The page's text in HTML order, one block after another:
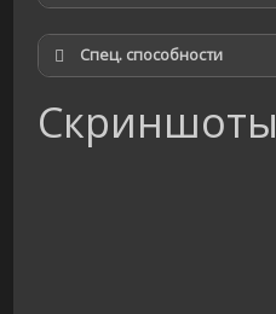
Спец. способности
Скриншоты